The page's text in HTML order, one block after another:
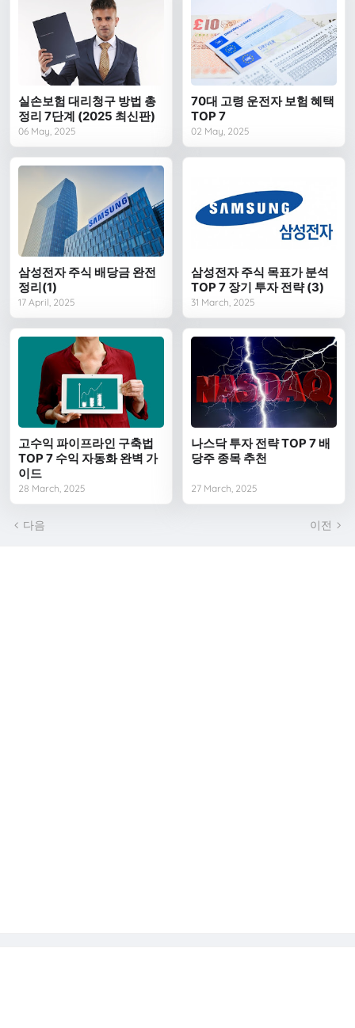
실손보험 대리청구 방법 총
정리 7단계 (2025 최신판)
06 May, 2025
70대 고령 운전자 보험 혜택
TOP 7
02 May, 2025
삼성전자 주식 배당금 완전
정리(1)
17 April, 2025
삼성전자 주식 목표가 분석
TOP 7 장기 투자 전략 (3)
31 March, 2025
고수익 파이프라인 구축법
TOP 7 수익 자동화 완벽 가
이드
28 March, 2025
나스닥 투자 전략 TOP 7 배
당주 종목 추천
27 March, 2025
다음 이전